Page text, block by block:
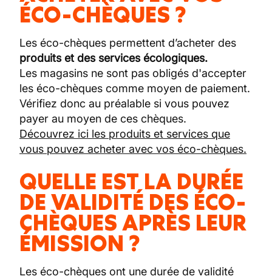
ÉCO-CHÈQUES ?
Les éco-chèques permettent d’acheter des
produits et des services écologiques.
Les magasins ne sont pas obligés d'accepter
les éco-chèques comme moyen de paiement.
Vérifiez donc au préalable si vous pouvez
payer au moyen de ces chèques.
Découvrez ici les produits et services que
vous pouvez acheter avec vos éco-chèques.
QUELLE EST LA DURÉE
DE VALIDITÉ DES ÉCO-
CHÈQUES APRÈS LEUR
ÉMISSION ?
Les éco-chèques ont une durée de validité